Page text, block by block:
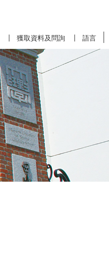
獲取資料及問詢 語言